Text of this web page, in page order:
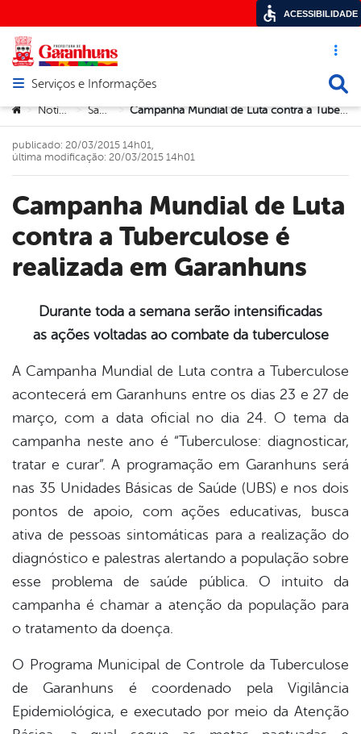
Acesso
Abrir menu principal de navegação
Serviços e Informações
Você está aqui:
> Notícias > Saúde > Campanha Mundial de Luta contra a Tuberculose é realizada em Garanhuns
Campanha Mundial de Luta
contra a Tuberculose é
realizada em Garanhuns
publicado: 20/03/2015 14h01,
última modificação: 20/03/2015 14h01
Durante toda a semana serão intensificadas
as ações voltadas ao combate da tuberculose
A Campanha Mundial de Luta contra a Tuberculose
acontecerá em Garanhuns entre os dias 23 e 27 de
março, com a data oficial no dia 24. O tema da
campanha neste ano é “Tuberculose: diagnosticar,
tratar e curar”. A programação em Garanhuns será
nas 35 Unidades Básicas de Saúde (UBS) e nos dois
pontos de apoio, com ações educativas, busca
ativa de pessoas sintomáticas para a realização do
diagnóstico e palestras alertando a população sobre
esse problema de saúde pública. O intuito da
campanha é chamar a atenção da população para
o tratamento da doença.
O Programa Municipal de Controle da Tuberculose
de Garanhuns é coordenado pela Vigilância
Epidemiológica, e executado por meio da Atenção
ACESSIBILIDADE